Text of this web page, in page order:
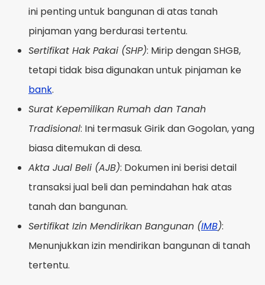
ini penting untuk bangunan di atas tanah
pinjaman yang berdurasi tertentu.
Sertifikat Hak Pakai (SHP): Mirip dengan SHGB,
tetapi tidak bisa digunakan untuk pinjaman ke
bank.
Surat Kepemilikan Rumah dan Tanah
Tradisional: Ini termasuk Girik dan Gogolan, yang
biasa ditemukan di desa.
Akta Jual Beli (AJB): Dokumen ini berisi detail
transaksi jual beli dan pemindahan hak atas
tanah dan bangunan.
Sertifikat Izin Mendirikan Bangunan (IMB):
Menunjukkan izin mendirikan bangunan di tanah
tertentu.